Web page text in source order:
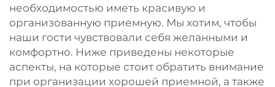
необходимостью иметь красивую и
организованную приемную. Мы хотим, чтобы
наши гости чувствовали себя желанными и
комфортно. Ниже приведены некоторые
аспекты, на которые стоит обратить внимание
при организации хорошей приемной, а также